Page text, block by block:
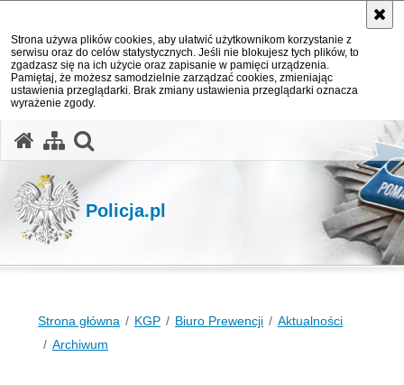
Strona używa plików cookies, aby ułatwić użytkownikom korzystanie z
serwisu oraz do celów statystycznych. Jeśli nie blokujesz tych plików, to
zgadzasz się na ich użycie oraz zapisanie w pamięci urządzenia.
Pamiętaj, że możesz samodzielnie zarządzać cookies, zmieniając
ustawienia przeglądarki. Brak zmiany ustawienia przeglądarki oznacza
wyrażenie zgody.
Policja.pl
Strona główna KGP Biuro Prewencji
Aktualności
Archiwum